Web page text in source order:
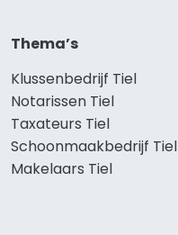
Thema’s
Klussenbedrijf Tiel
Notarissen Tiel
Taxateurs Tiel
Schoonmaakbedrijf Tiel
Makelaars Tiel